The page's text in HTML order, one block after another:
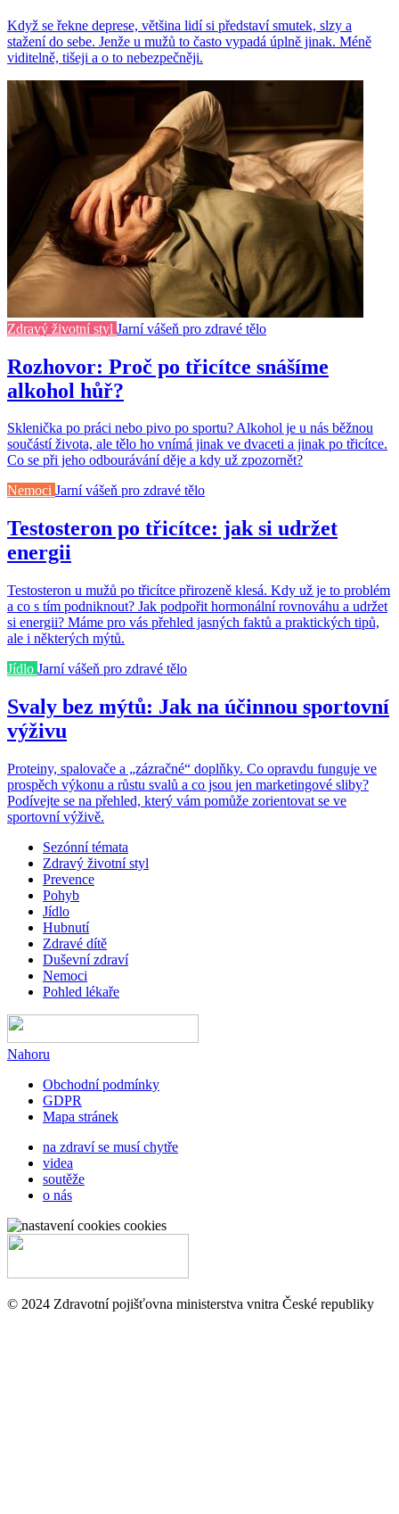
Když se řekne deprese, většina lidí si představí smutek, slzy a
stažení do sebe. Jenže u mužů to často vypadá úplně jinak. Méně
viditelně, tišeji a o to nebezpečněji.
Zdravý životní styl Jarní vášeň pro zdravé tělo
Rozhovor: Proč po třicítce snášíme
alkohol hůř?
Sklenička po práci nebo pivo po sportu? Alkohol je u nás běžnou
součástí života, ale tělo ho vnímá jinak ve dvaceti a jinak po třicítce.
Co se při jeho odbourávání děje a kdy už zpozornět?
Nemoci Jarní vášeň pro zdravé tělo
Testosteron po třicítce: jak si udržet
energii
Testosteron u mužů po třicítce přirozeně klesá. Kdy už je to problém
a co s tím podniknout? Jak podpořit hormonální rovnováhu a udržet
si energii? Máme pro vás přehled jasných faktů a praktických tipů,
ale i některých mýtů.
Jídlo Jarní vášeň pro zdravé tělo
Svaly bez mýtů: Jak na účinnou sportovní
výživu
Proteiny, spalovače a „zázračné“ doplňky. Co opravdu funguje ve
prospěch výkonu a růstu svalů a co jsou jen marketingové sliby?
Podívejte se na přehled, který vám pomůže zorientovat se ve
sportovní výživě.
Sezónní témata
Zdravý životní styl
Prevence
Pohyb
Jídlo
Hubnutí
Zdravé dítě
Duševní zdraví
Nemoci
Pohled lékaře
Nahoru
Obchodní podmínky
GDPR
Mapa stránek
na zdraví se musí chytře
videa
soutěže
o nás
cookies
© 2024 Zdravotní pojišťovna ministerstva vnitra České republiky